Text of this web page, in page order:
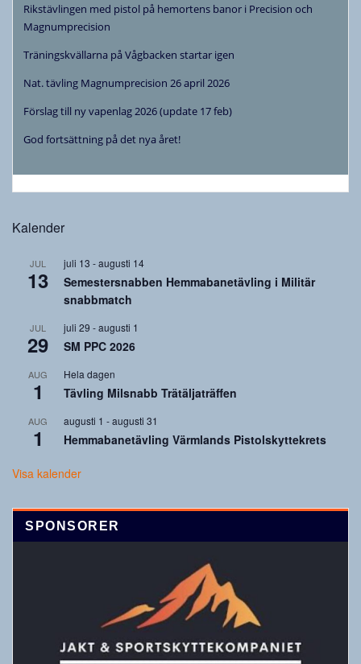
Rikstävlingen med pistol på hemortens banor i Precision och
Magnumprecision
Träningskvällarna på Vågbacken startar igen
Nat. tävling Magnumprecision 26 april 2026
Förslag till ny vapenlag 2026 (update 17 feb)
God fortsättning på det nya året!
Kalender
JUL
13
juli 13 -augusti 14
Semestersnabben Hemmabanetävling i Militär
snabbmatch
JUL
29
juli 29 -augusti 1
SM PPC 2026
AUG
1
Hela dagen
Tävling Milsnabb Trätäljaträffen
AUG
1
augusti 1 -augusti 31
Hemmabanetävling Värmlands Pistolskyttekrets
Visa kalender
SPONSORER